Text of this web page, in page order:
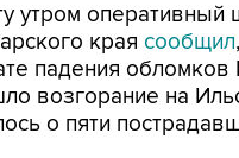
утром оперативный
края сообщил
падения
возгорание на
о пяти